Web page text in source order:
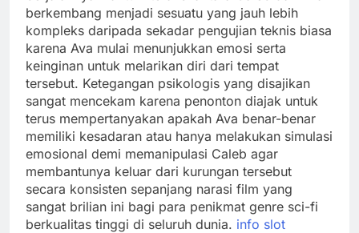
berkembang menjadi sesuatu yang jauh lebih
kompleks daripada sekadar pengujian teknis biasa
karena Ava mulai menunjukkan emosi serta
keinginan untuk melarikan diri dari tempat
tersebut. Ketegangan psikologis yang disajikan
sangat mencekam karena penonton diajak untuk
terus mempertanyakan apakah Ava benar-benar
memiliki kesadaran atau hanya melakukan simulasi
emosional demi memanipulasi Caleb agar
membantunya keluar dari kurungan tersebut
secara konsisten sepanjang narasi film yang
sangat brilian ini bagi para penikmat genre sci-fi
berkualitas tinggi di seluruh dunia. info slot